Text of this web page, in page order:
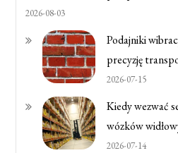
2026-08-03
Podajniki
precyzję
2026-07-15
Kiedy wezwać
wózków
2026-07-14